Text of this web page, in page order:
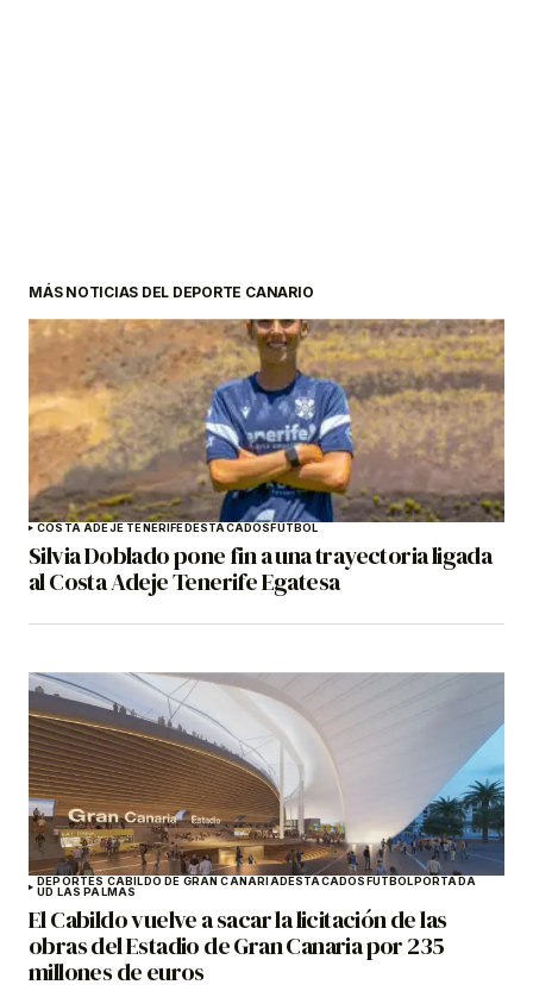
MÁS NOTICIAS DEL DEPORTE CANARIO
COSTA ADEJE TENERIFEDESTACADOSFÚTBOL
Silvia Doblado pone fin a una trayectoria ligada
al Costa Adeje Tenerife Egatesa
DEPORTES CABILDO DE GRAN CANARIADESTACADOSFÚTBOLPORTADA
UD LAS PALMAS
El Cabildo vuelve a sacar la licitación de las
obras del Estadio de Gran Canaria por 235
millones de euros